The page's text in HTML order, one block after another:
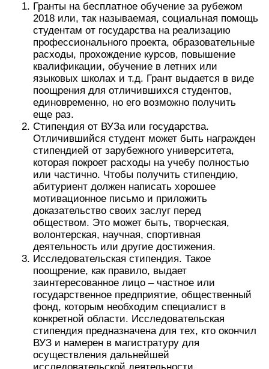
Гранты на бесплатное обучение за рубежом
2018 или, так называемая, социальная помощь
студентам от государства на реализацию
профессионального проекта, образовательные
расходы, прохождение курсов, повышение
квалификации, обучение в летних или
языковых школах и т.д. Грант выдается в виде
поощрения для отличившихся студентов,
единовременно, но его возможно получить
еще раз.
Стипендия от ВУЗа или государства.
Отличившийся студент может быть награжден
стипендией от зарубежного университета,
которая покроет расходы на учебу полностью
или частично. Чтобы получить стипендию,
абитуриент должен написать хорошее
мотивационное письмо и приложить
доказательство своих заслуг перед
обществом. Это может быть, творческая,
волонтерская, научная, спортивная
деятельность или другие достижения.
Исследовательская стипендия. Такое
поощрение, как правило, выдает
заинтересованное лицо – частное или
государственное предприятие, общественный
фонд, которым необходим специалист в
конкретной области. Исследовательская
стипендия предназначена для тех, кто окончил
ВУЗ и намерен в магистратуру для
осуществления дальнейшей